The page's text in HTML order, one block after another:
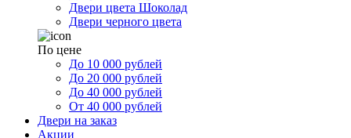
Двери цвета Шоколад
Двери черного цвета
По цене
До 10 000 рублей
До 20 000 рублей
До 40 000 рублей
От 40 000 рублей
Двери на заказ
Акции